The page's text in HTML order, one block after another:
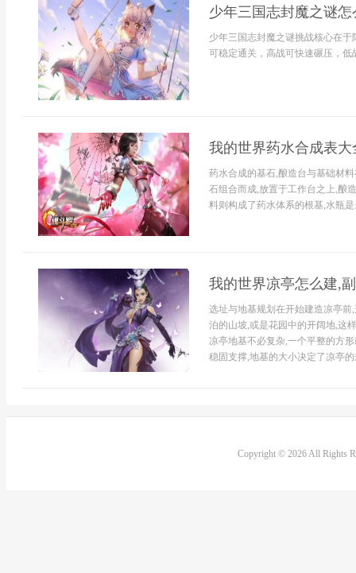
少年三国志封魔之谜
少年三国志封魔之谜挑战核心在
可稳定通关，高战可快速碾压，
我的世界药水合成表
药水合成的基石,酿造台与基础材
石组合而成,放置于工作台之上,酿
料则构成了药水体系的根基,水瓶
我的世界凉亭怎么建,
选址与地基规划在开始建造凉亭
泊的山坡,或是花园中的开阔地,这
凉亭地基不必复杂,一个平整的方
稳固支撑,地基的大小决定了凉亭
Copyright © 2026 All Rights